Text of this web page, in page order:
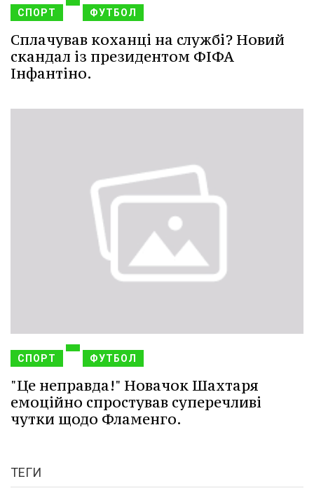
СПОРТ ФУТБОЛ
Сплачував коханці на службі? Новий
скандал із президентом ФІФА
Інфантіно.
СПОРТ ФУТБОЛ
"Це неправда!" Новачок Шахтаря
емоційно спростував суперечливі
чутки щодо Фламенго.
ТЕГИ